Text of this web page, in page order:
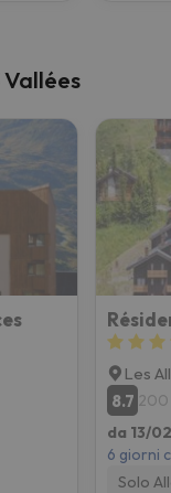
Les
8.7 200
da 13/
6 giorni
Solo